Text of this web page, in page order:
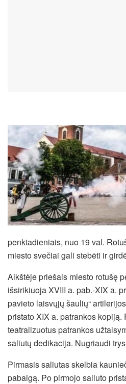
penktadieniais, nuo 19 val.
miesto svečiai gali stebėti ir
Aikštėje priešais miesto rotušę
išsirikiuoja XVIII a. pab.-XIX a.
pavieto laisvųjų šaulių“
pristato XIX a. patrankos
teatralizuotus patrankos
saliutų dedikacija. Nugriaudi
Pirmasis saliutas skelbia
pabaigą. Po pirmojo saliuto